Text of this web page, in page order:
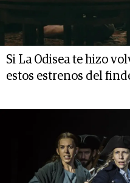
Si La Odisea te hizo
estos estrenos del